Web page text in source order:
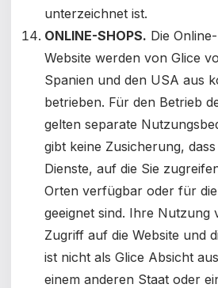
unterzeichnet ist.
ONLINE-SHOPS. Die
Website werden von Glice
Spanien und den USA aus
betrieben. Für den Betrieb
gelten separate
gibt keine Zusicherung,
Dienste, auf die Sie
Orten verfügbar oder für
geeignet sind. Ihre Nutzung
Zugriff auf die Website und
ist nicht als Glice Absicht
einem anderen Staat oder